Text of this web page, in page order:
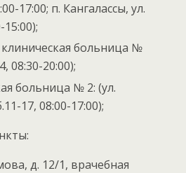
17:00; п. Кангалассы, ул.
клиническая больница №
08:30-20:00);
больница № 2: (ул.
17, 08:00-17:00);
д. 12/1, врачебная